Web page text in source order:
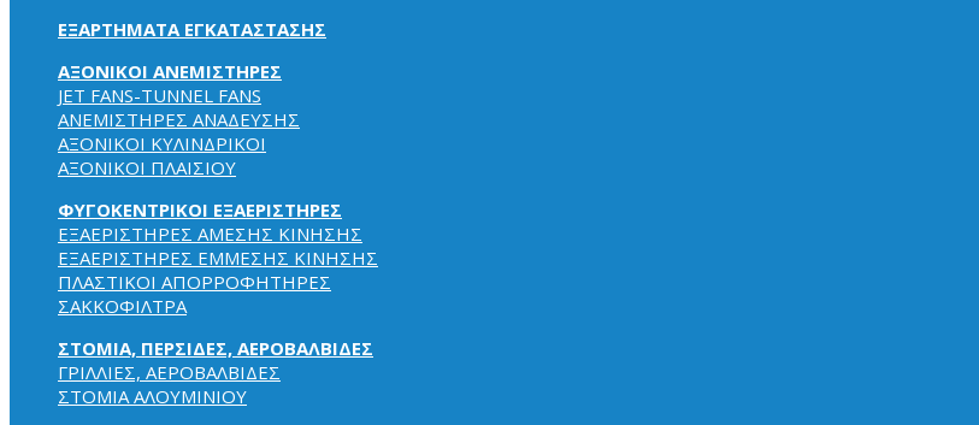
ΕΞΑΡΤΗΜΑΤΑ ΕΓΚΑΤΑΣΤΑΣΗΣ
ΑΞΟΝΙΚΟΙ ΑΝΕΜΙΣΤΗΡΕΣ
JET FANS-TUNNEL FANS
ΑΝΕΜΙΣΤΗΡΕΣ ΑΝΑΔΕΥΣΗΣ
ΑΞΟΝΙΚΟΙ ΚΥΛΙΝΔΡΙΚΟΙ
ΑΞΟΝΙΚΟΙ ΠΛΑΙΣΙΟΥ
ΦΥΓΟΚΕΝΤΡΙΚΟΙ ΕΞΑΕΡΙΣΤΗΡΕΣ
ΕΞΑΕΡΙΣΤΗΡΕΣ ΑΜΕΣΗΣ ΚΙΝΗΣΗΣ
ΕΞΑΕΡΙΣΤΗΡΕΣ ΕΜΜΕΣΗΣ ΚΙΝΗΣΗΣ
ΠΛΑΣΤΙΚΟΙ ΑΠΟΡΡΟΦΗΤΗΡΕΣ
ΣΑΚΚΟΦΙΛΤΡΑ
ΣΤΟΜΙΑ, ΠΕΡΣΙΔΕΣ, ΑΕΡΟΒΑΛΒΙΔΕΣ
ΓΡΙΛΛΙΕΣ, ΑΕΡΟΒΑΛΒΙΔΕΣ
ΣΤΟΜΙΑ ΑΛΟΥΜΙΝΙΟΥ